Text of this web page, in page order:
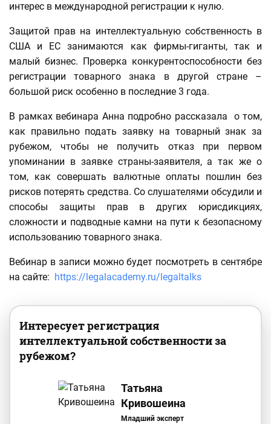
интерес в международной регистрации к нулю.
Защитой прав на интеллектуальную собственность в
США и ЕС занимаются как фирмы-гиганты, так и
малый бизнес. Проверка конкурентоспособности без
регистрации товарного знака в другой стране –
большой риск особенно в последние 3 года.
В рамках вебинара Анна подробно рассказала о том,
как правильно подать заявку на товарный знак за
рубежом, чтобы не получить отказ при первом
упоминании в заявке страны-заявителя, а так же о
том, как совершать валютные оплаты пошлин без
рисков потерять средства. Со слушателями обсудили и
способы защиты прав в других юрисдикциях,
сложности и подводные камни на пути к безопасному
использованию товарного знака.
Вебинар в записи можно будет посмотреть в сентябре
на сайте: https://legalacademy.ru/legaltalks
Интересует регистрация
интеллектуальной собственности за
рубежом?
Татьяна
Кривошеина
Младший эксперт